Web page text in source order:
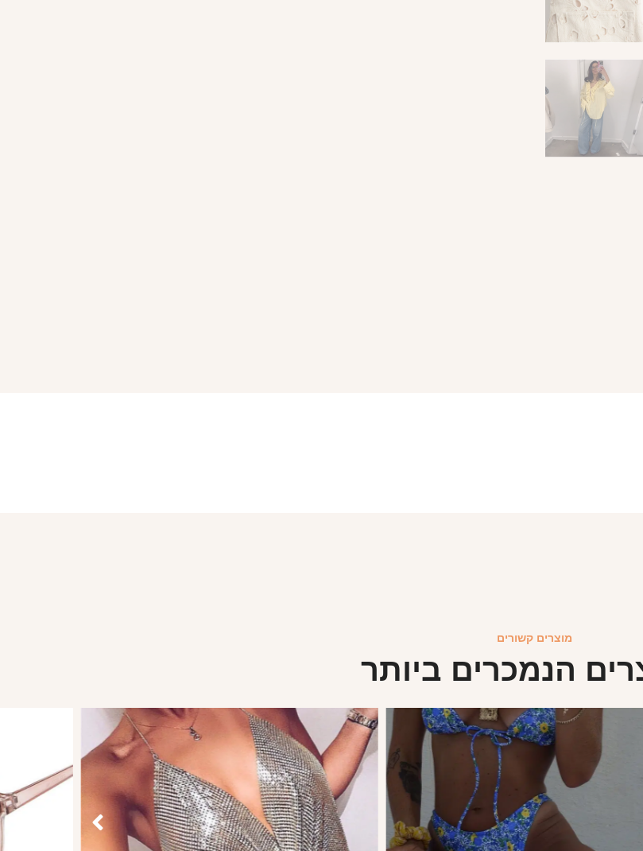
מוצרים קשורים
הנמכרים ביותר